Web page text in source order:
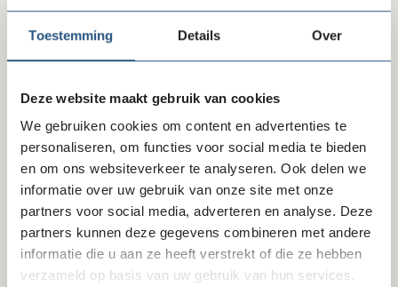
Toestemming Details Over
Deze website maakt gebruik van cookies
We gebruiken cookies om content en advertenties te
personaliseren, om functies voor social media te bieden
en om ons websiteverkeer te analyseren. Ook delen we
informatie over uw gebruik van onze site met onze
partners voor social media, adverteren en analyse. Deze
partners kunnen deze gegevens combineren met andere
informatie die u aan ze heeft verstrekt of die ze hebben
verzameld op basis van uw gebruik van hun services.
Delen Delen via LinkedIn
Delen via Facebook